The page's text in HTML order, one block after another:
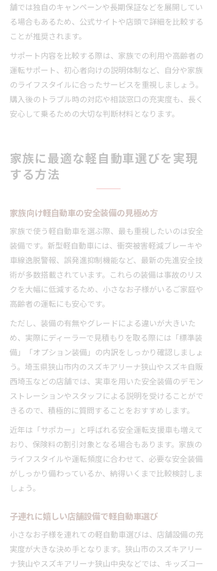
舗では独自のキャンペーンや長期保証などを展開してい
る場合もあるため、公式サイトや店頭で詳細を比較する
ことが推奨されます。
サポート内容を比較する際は、家族での利用や高齢者の
運転サポート、初心者向けの説明体制など、自分や家族
のライフスタイルに合ったサービスを重視しましょう。
購入後のトラブル時の対応や相談窓口の充実度も、長く
安心して乗るための大切な判断材料となります。
家族に最適な軽自動車選びを実現
する方法
家族向け軽自動車の安全装備の見極め方
家族で使う軽自動車を選ぶ際、最も重視したいのは安全
装備です。新型軽自動車には、衝突被害軽減ブレーキや
車線逸脱警報、誤発進抑制機能など、最新の先進安全技
術が多数搭載されています。これらの装備は事故のリス
クを大幅に低減するため、小さなお子様がいるご家庭や
高齢者の運転にも安心です。
ただし、装備の有無やグレードによる違いが大きいた
め、実際にディーラーで見積もりを取る際には「標準装
備」「オプション装備」の内訳をしっかり確認しましょ
う。埼玉県狭山市内のスズキアリーナ狭山やスズキ自販
西埼玉などの店舗では、実車を用いた安全装備のデモン
ストレーションやスタッフによる説明を受けることがで
きるので、積極的に質問することをおすすめします。
近年は「サポカー」と呼ばれる安全運転支援車も増えて
おり、保険料の割引対象となる場合もあります。家族の
ライフスタイルや運転頻度に合わせて、必要な安全装備
がしっかり備わっているか、納得いくまで比較検討しま
しょう。
子連れに嬉しい店舗設備で軽自動車選び
小さなお子様を連れての軽自動車選びは、店舗設備の充
実度が大きな決め手となります。狭山市のスズキアリー
ナ狭山やスズキアリーナ狭山中央などでは、キッズコー